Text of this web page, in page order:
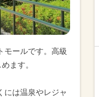
モールです。高級
ます。
には温泉やレジャ